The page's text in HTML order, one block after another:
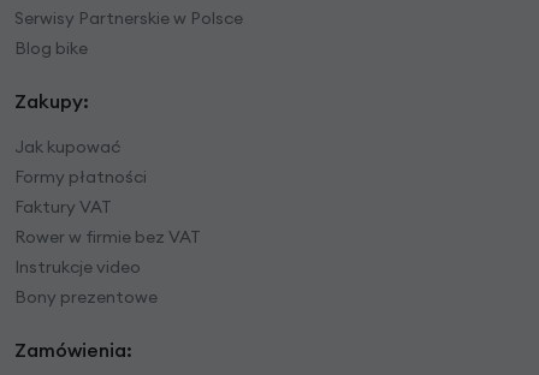
Serwisy Partnerskie w Polsce
Blog bike
Zakupy:
Jak kupować
Formy płatności
Faktury VAT
Rower w firmie bez VAT
Instrukcje video
Bony prezentowe
Zamówienia: